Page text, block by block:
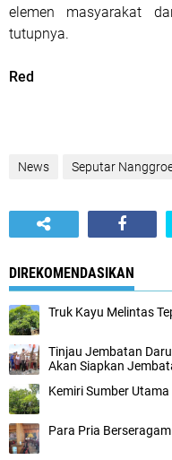
elemen masyarakat
tutupnya.
Red
News Seputar
DIREKOMENDASIKAN
Truk Kayu Melintas
Tinjau Jembatan
Akan Siapkan
Kemiri Sumber
Para Pria